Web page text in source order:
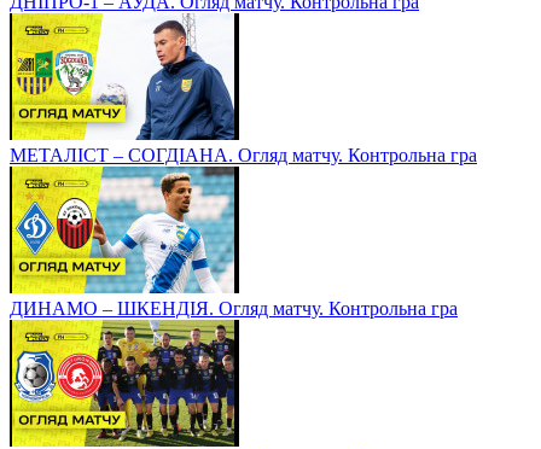
МЕТАЛІСТ – СОГДІАНА. Огляд матчу. Контрольна гра
ДИНАМО – ШКЕНДІЯ. Огляд матчу. Контрольна гра